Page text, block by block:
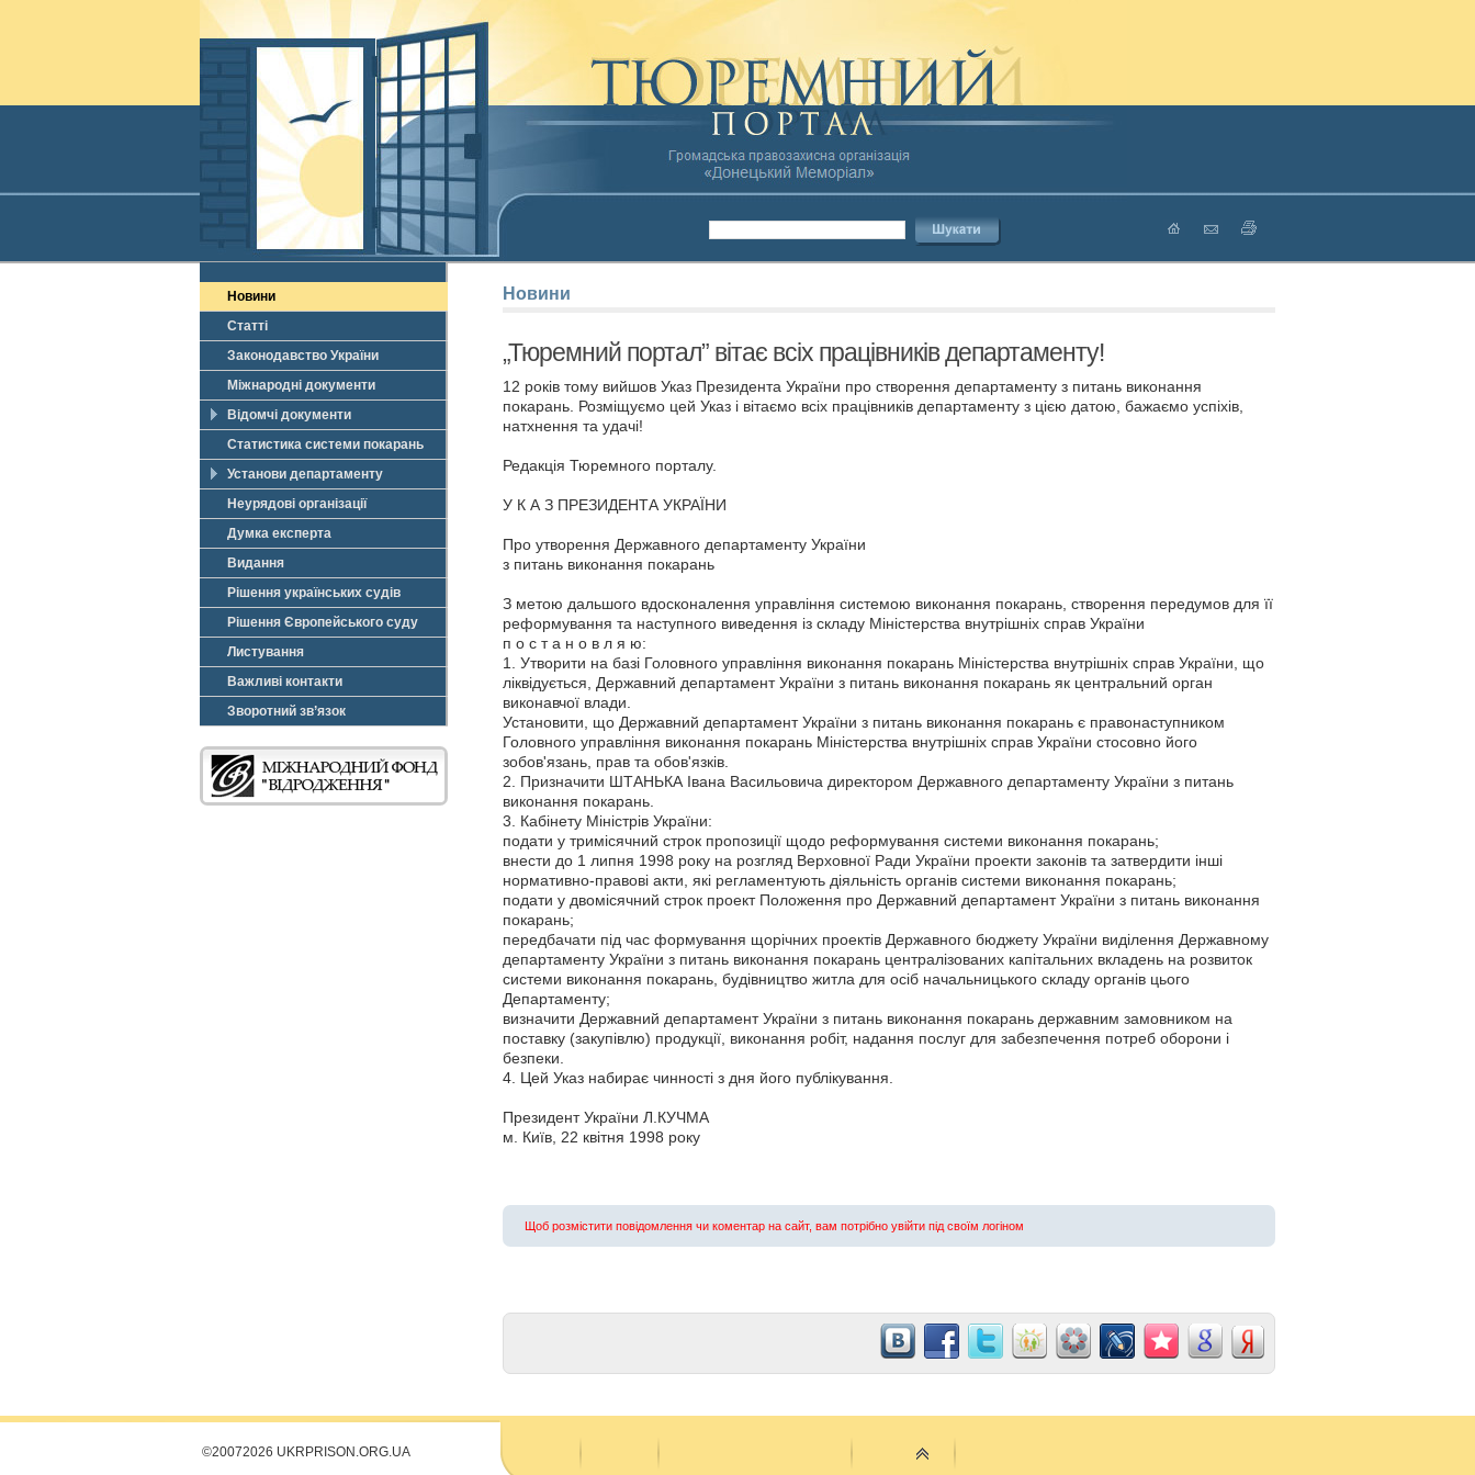
Новини
Статті
Законодавство України
Міжнародні документи
Відомчі документи
Статистика системи покарань
Установи департаменту
Неурядові організації
Думка експерта
Видання
Рішення українських судів
Рішення Європейського суду
Листування
Важливі контакти
Зворотний зв’язок
Новини
„Тюремний портал” вітає всіх працівників департаменту!
12 років тому вийшов Указ Президента України про створення департаменту з питань виконання
покарань. Розміщуємо цей Указ і вітаємо всіх працівників департаменту з цією датою, бажаємо успіхів,
натхнення та удачі!
Редакція Тюремного порталу.
У К А З ПРЕЗИДЕНТА УКРАЇНИ
Про утворення Державного департаменту України
з питань виконання покарань
З метою дальшого вдосконалення управління системою виконання покарань, створення передумов для її
реформування та наступного виведення із складу Міністерства внутрішніх справ України
п о с т а н о в л я ю:
1. Утворити на базі Головного управління виконання покарань Міністерства внутрішніх справ України, що
ліквідується, Державний департамент України з питань виконання покарань як центральний орган
виконавчої влади.
Установити, що Державний департамент України з питань виконання покарань є правонаступником
Головного управління виконання покарань Міністерства внутрішніх справ України стосовно його
зобов'язань, прав та обов'язків.
2. Призначити ШТАНЬКА Івана Васильовича директором Державного департаменту України з питань
виконання покарань.
3. Кабінету Міністрів України:
подати у тримісячний строк пропозиції щодо реформування системи виконання покарань;
внести до 1 липня 1998 року на розгляд Верховної Ради України проекти законів та затвердити інші
нормативно-правові акти, які регламентують діяльність органів системи виконання покарань;
подати у двомісячний строк проект Положення про Державний департамент України з питань виконання
покарань;
передбачати під час формування щорічних проектів Державного бюджету України виділення Державному
департаменту України з питань виконання покарань централізованих капітальних вкладень на розвиток
системи виконання покарань, будівництво житла для осіб начальницького складу органів цього
Департаменту;
визначити Державний департамент України з питань виконання покарань державним замовником на
поставку (закупівлю) продукції, виконання робіт, надання послуг для забезпечення потреб оборони і
безпеки.
4. Цей Указ набирає чинності з дня його публікування.
Президент України Л.КУЧМА
м. Київ, 22 квітня 1998 року
щоб розмістити повідомлення чи коментар на сайт, вам потрібно увійти під своїм логіном
©2007­2026 UKRPRISON.ORG.UA